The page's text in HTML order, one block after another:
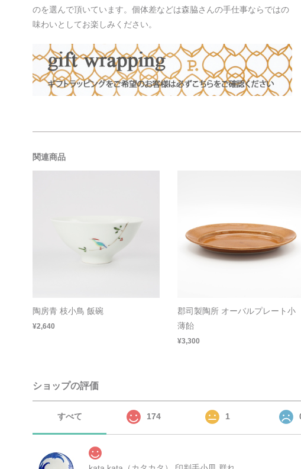
のを選んで頂いています。個体差などは森脇さんの手仕事ならではの
味わいとしてお楽しみください。
関連商品
陶房青 枝小鳥 飯碗
¥2,640
郡司製陶所 オーバルプレート小
薄飴
¥3,300
ショップの評価
すべて 174 1